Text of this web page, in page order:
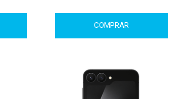
COMPRAR